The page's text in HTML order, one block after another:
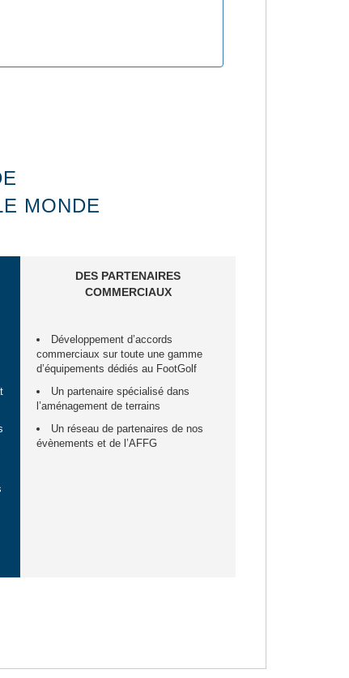
MONDE
DES PARTENAIRES
COMMERCIAUX
Développement d’accords
commerciaux sur toute une gamme
d’équipements dédiés au FootGolf
Un partenaire spécialisé dans
l’aménagement de terrains
Un réseau de partenaires de nos
évènements et de l’AFFG